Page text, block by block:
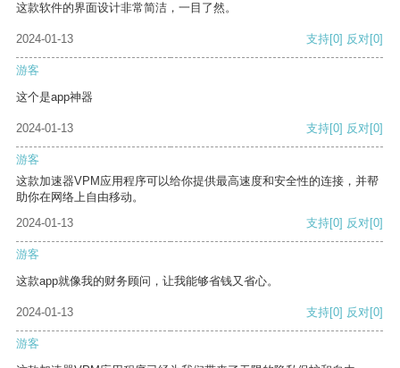
这款软件的界面设计非常简洁，一目了然。
2024-01-13 支持[0] 反对[0]
游客
这个是app神器
2024-01-13 支持[0] 反对[0]
游客
这款加速器VPM应用程序可以给你提供最高速度和安全性的连接，并帮
助你在网络上自由移动。
2024-01-13
支持[0] 反对[0]
游客
这款app就像我的财务顾问，让我能够省钱又省心。
2024-01-13 支持[0] 反对[0]
游客